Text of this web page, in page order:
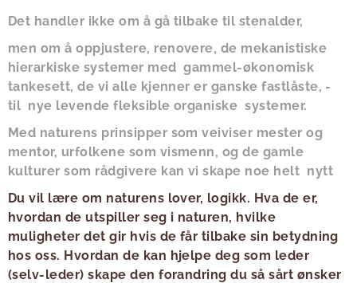
Det handler ikke om å gå tilbake til stenalder,
men om å oppjustere, renovere, de mekanistiske
hierarkiske systemer med gammel-økonomisk
tankesett, de vi alle kjenner er ganske fastlåste, -
til nye levende fleksible organiske systemer.
Med naturens prinsipper som veiviser mester og
mentor, urfolkene som vismenn, og de gamle
kulturer som rådgivere kan vi skape noe helt nytt
Du vil lære om naturens lover, logikk. Hva de er,
hvordan de utspiller seg i naturen, hvilke
muligheter det gir hvis de får tilbake sin betydning
hos oss. Hvordan de kan hjelpe deg som leder
(selv-leder) skape den forandring du så sårt ønsker